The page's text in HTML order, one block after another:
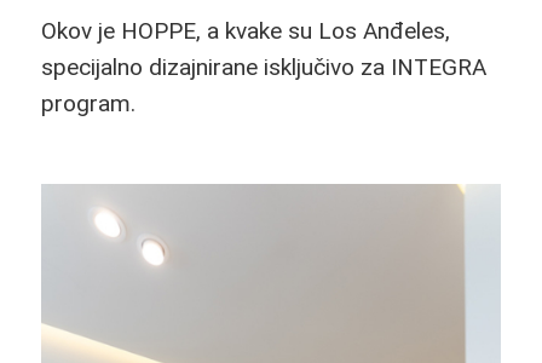
Okov je HOPPE, a kvake su Los Anđeles,
specijalno dizajnirane isključivo za INTEGRA
program.